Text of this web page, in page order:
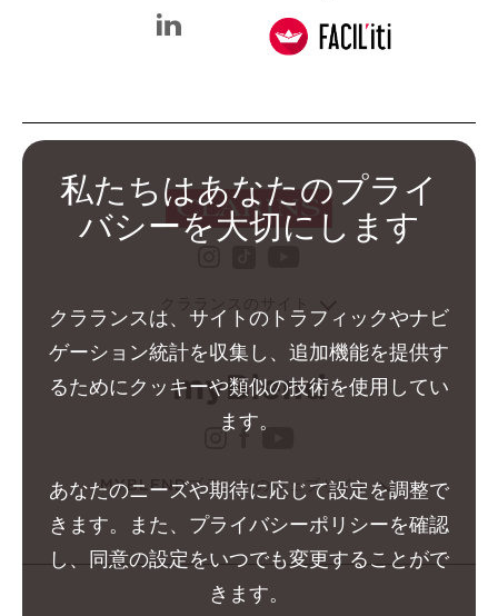
linkedin クラランス グループ
instagram クラランス グ
facebook クラランス
MYBLENDブランドのウェブサイト
私たちはあなたのプライ
バシーを大切にします
クラランスは、サイトのトラフィックやナビ
ゲーション統計を収集し、追加機能を提供す
るためにクッキーや類似の技術を使用してい
ます。
あなたのニーズや期待に応じて設定を調整で
きます。また、プライバシーポリシーを確認
し、同意の設定をいつでも変更することがで
きます。